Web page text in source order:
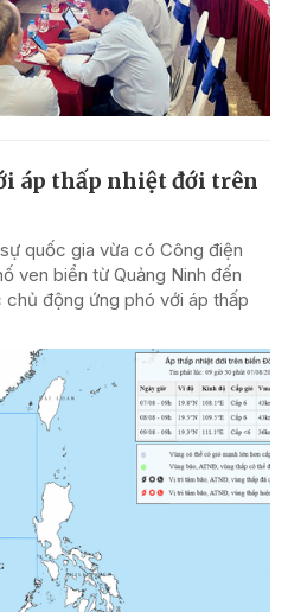
áp thấp nhiệt đới trên
quốc gia vừa có Công điện
ven biển từ Quảng Ninh đến
động ứng phó với áp thấp